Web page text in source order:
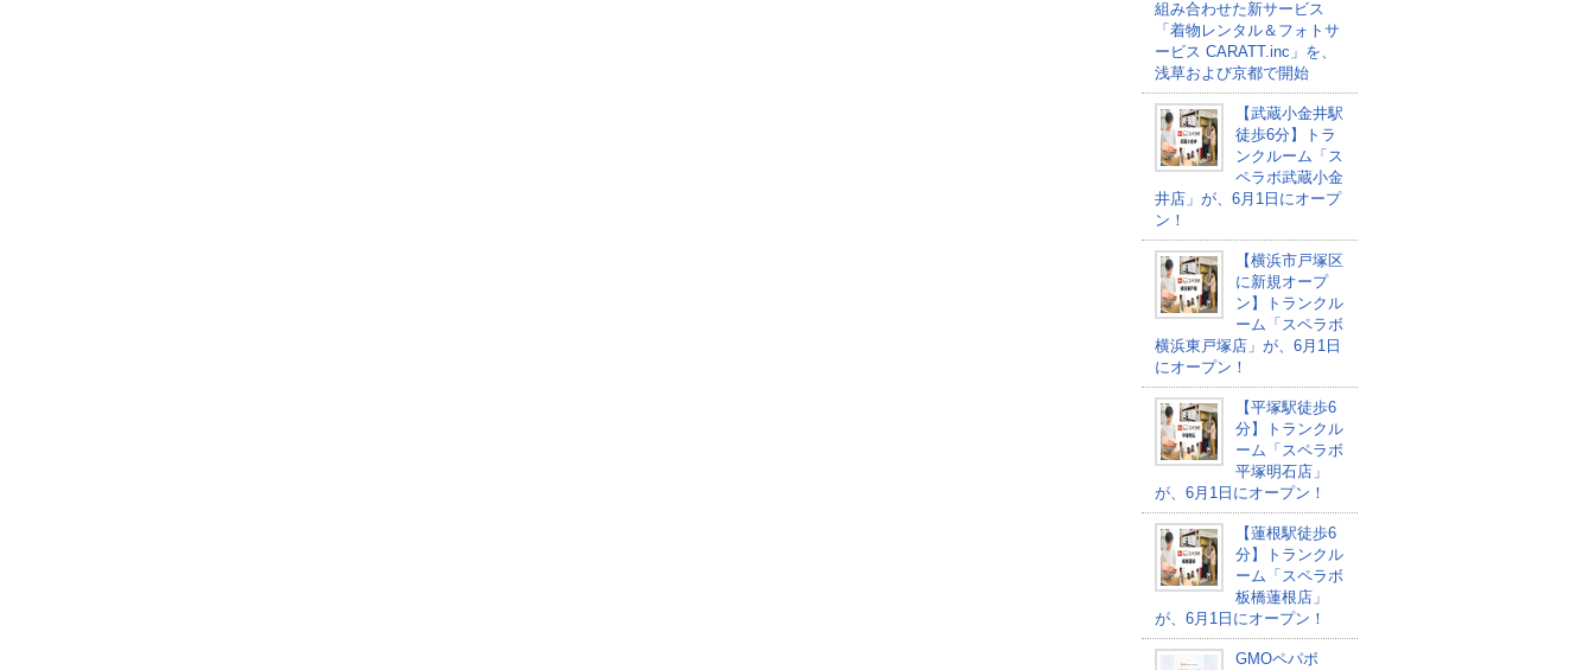
組み合わせた新サービス
「着物レンタル＆フォトサ
ービス CARATT.inc」を、
浅草および京都で開始
【武蔵小金井駅
徒歩6分】トラ
ンクルーム「ス
ペラボ武蔵小金
井店」が、6月1日にオープ
ン！
【横浜市戸塚区
に新規オープ
ン】トランクル
ーム「スペラボ
横浜東戸塚店」が、6月1日
にオープン！
【平塚駅徒歩6
分】トランクル
ーム「スペラボ
平塚明石店」
が、6月1日にオープン！
【蓮根駅徒歩6
分】トランクル
ーム「スペラボ
板橋蓮根店」
が、6月1日にオープン！
GMOペパボ